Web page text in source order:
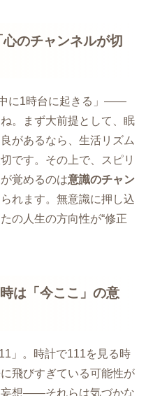
のチャンネルが切
中に1時台に起きる」――
。まず大前提として、眠
があるなら、生活リズム
です。その上で、スピリ
覚めるのは意識のチャン
れます。無意識に押し込
の人生の方向性が“修正
は「今ここ」の意
」。時計で111を見る時
飛びすぎている可能性が
妄想――それらは気づかな